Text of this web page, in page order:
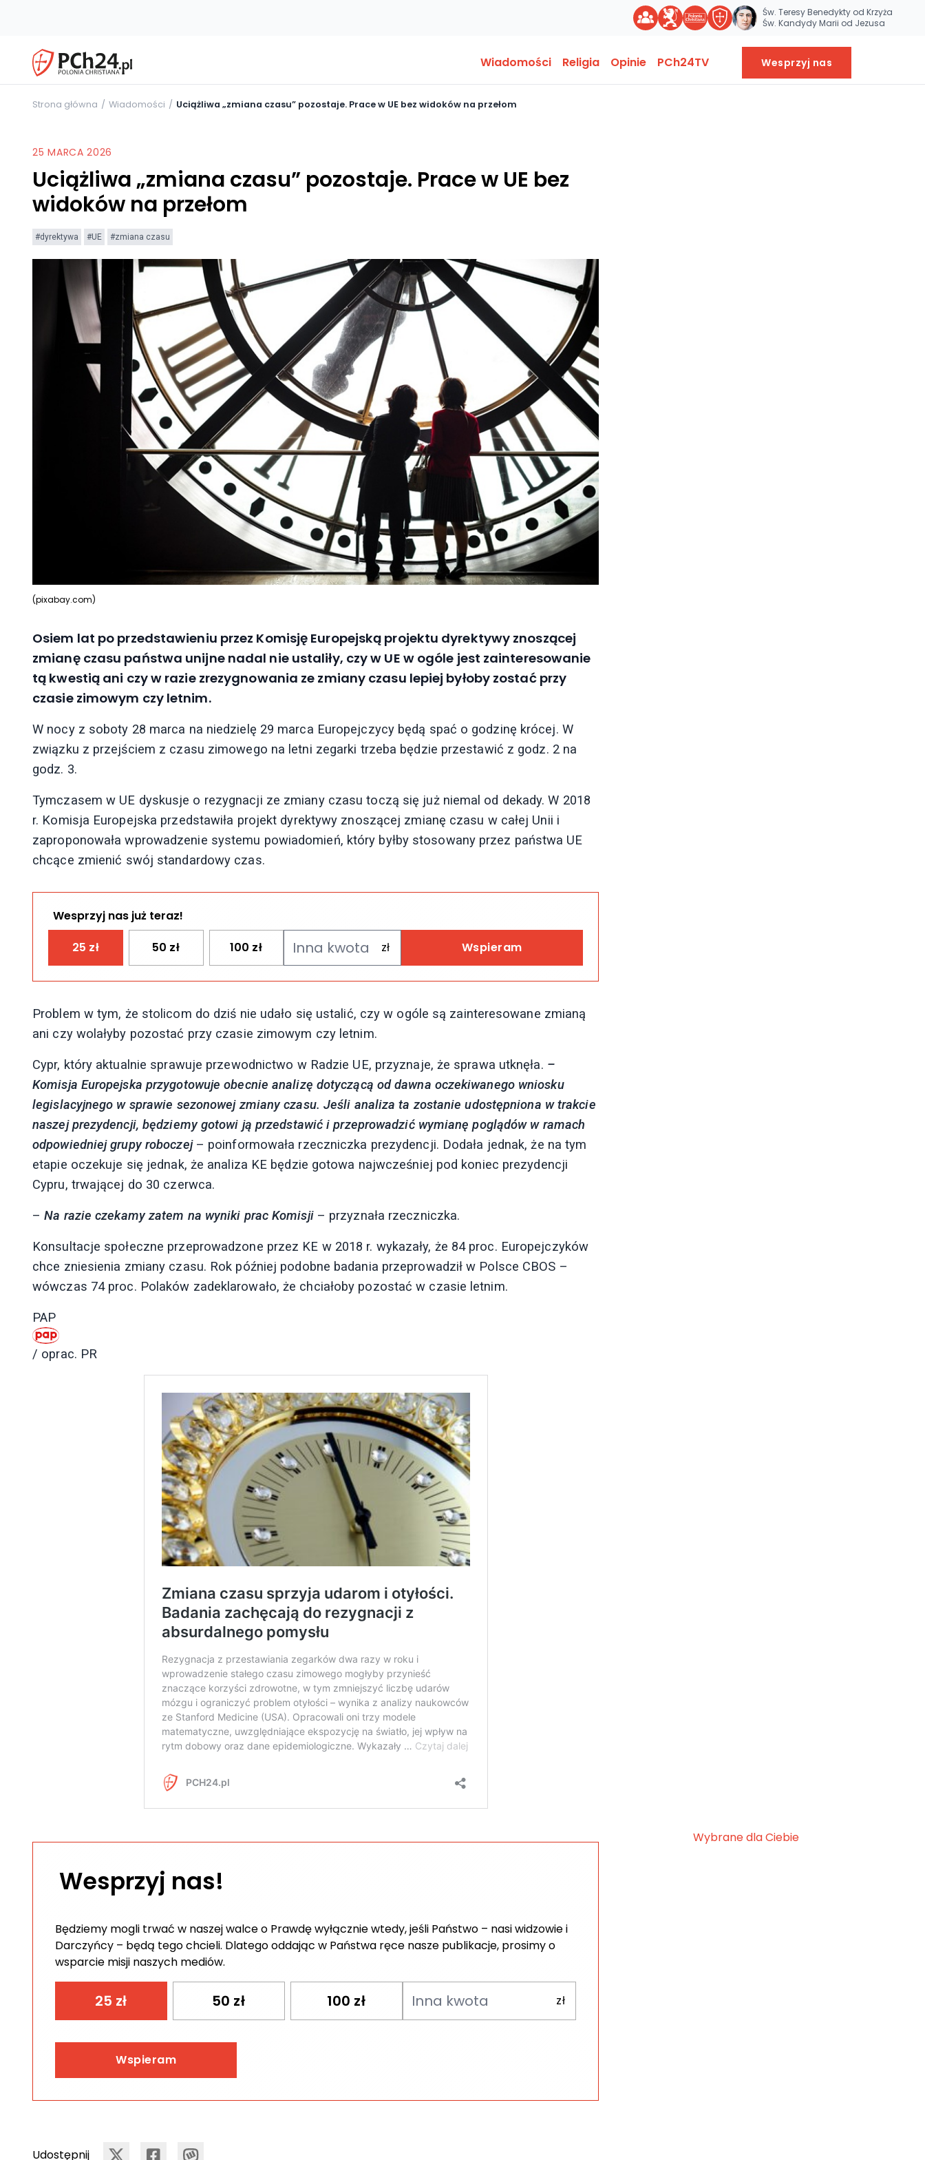
Św. Teresy Benedykty od Krzyża
Św. Kandydy Marii od Jezusa
Wiadomości Religia Opinie PCh24TV Wesprzyj nas
Strona główna Wiadomości Uciążliwa „zmiana czasu” pozostaje. Prace w UE bez widoków na przełom
25 MARCA 2026
Uciążliwa „zmiana czasu” pozostaje. Prace w UE bez
widoków na przełom
#dyrektywa #UE #zmiana czasu
(pixabay.com)
Osiem lat po przedstawieniu przez Komisję Europejską projektu dyrektywy znoszącej
zmianę czasu państwa unijne nadal nie ustaliły, czy w UE w ogóle jest zainteresowanie
tą kwestią ani czy w razie zrezygnowania ze zmiany czasu lepiej byłoby zostać przy
czasie zimowym czy letnim.
W nocy z soboty 28 marca na niedzielę 29 marca Europejczycy będą spać o godzinę krócej. W
związku z przejściem z czasu zimowego na letni zegarki trzeba będzie przestawić z godz. 2 na
godz. 3.
Tymczasem w UE dyskusje o rezygnacji ze zmiany czasu toczą się już niemal od dekady. W 2018
r. Komisja Europejska przedstawiła projekt dyrektywy znoszącej zmianę czasu w całej Unii i
zaproponowała wprowadzenie systemu powiadomień, który byłby stosowany przez państwa UE
chcące zmienić swój standardowy czas.
Wesprzyj nas już teraz!
25 zł 50 zł 100 zł Wspieram
Problem w tym, że stolicom do dziś nie udało się ustalić, czy w ogóle są zainteresowane zmianą
ani czy wolałyby pozostać przy czasie zimowym czy letnim.
Cypr, który aktualnie sprawuje przewodnictwo w Radzie UE, przyznaje, że sprawa utknęła. –
Komisja Europejska przygotowuje obecnie analizę dotyczącą od dawna oczekiwanego wniosku
legislacyjnego w sprawie sezonowej zmiany czasu. Jeśli analiza ta zostanie udostępniona w trakcie
naszej prezydencji, będziemy gotowi ją przedstawić i przeprowadzić wymianę poglądów w ramach
odpowiedniej grupy roboczej– poinformowała rzeczniczka prezydencji. Dodała jednak, że na tym
etapie oczekuje się jednak, że analiza KE będzie gotowa najwcześniej pod koniec prezydencji
Cypru, trwającej do 30 czerwca.
– Na razie czekamy zatem na wyniki prac Komisji– przyznała rzeczniczka.
Konsultacje społeczne przeprowadzone przez KE w 2018 r. wykazały, że 84 proc. Europejczyków
chce zniesienia zmiany czasu. Rok później podobne badania przeprowadził w Polsce CBOS –
wówczas 74 proc. Polaków zadeklarowało, że chciałoby pozostać w czasie letnim.
PAP
/ oprac. PR
Wesprzyj nas!
Będziemy mogli trwać w naszej walce o Prawdę wyłącznie wtedy, jeśli Państwo – nasi widzowie i
Darczyńcy – będą tego chcieli. Dlatego oddając w Państwa ręce nasze publikacje, prosimy o
wsparcie misji naszych mediów.
25 zł 50 zł 100 zł
Wspieram
Udostępnij
Wybrane dla Ciebie